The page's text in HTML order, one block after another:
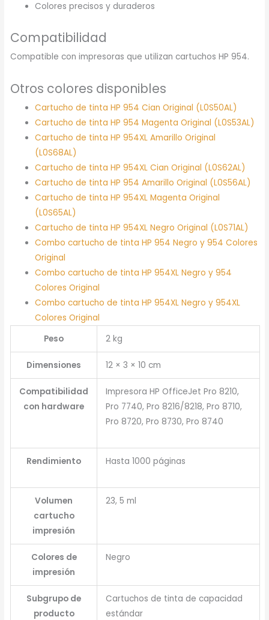
Colores precisos y duraderos
Compatibilidad
Compatible con impresoras que utilizan cartuchos HP 954.
Otros colores disponibles
Cartucho de tinta HP 954 Cian Original (L0S50AL)
Cartucho de tinta HP 954 Magenta Original (L0S53AL)
Cartucho de tinta HP 954XL Amarillo Original
(L0S68AL)
Cartucho de tinta HP 954XL Cian Original (L0S62AL)
Cartucho de tinta HP 954 Amarillo Original (L0S56AL)
Cartucho de tinta HP 954XL Magenta Original
(L0S65AL)
Cartucho de tinta HP 954XL Negro Original (L0S71AL)
Combo cartucho de tinta HP 954 Negro y 954 Colores
Original
Combo cartucho de tinta HP 954XL Negro y 954
Colores Original
Combo cartucho de tinta HP 954XL Negro y 954XL
Colores Original
Peso
2 kg
Dimensiones 12 × 3 × 10 cm
Compatibilidad
con hardware
Impresora HP OfficeJet Pro 8210,
Pro 7740, Pro 8216/8218, Pro 8710,
Pro 8720, Pro 8730, Pro 8740
Rendimiento Hasta 1000 páginas
Volumen
cartucho
impresión
23, 5 ml
Colores de
impresión
Negro
Subgrupo de
producto
Cartuchos de tinta de capacidad
estándar